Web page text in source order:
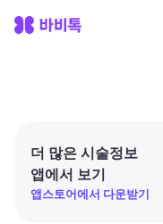
더 많은 시술정보
앱에서 보기
앱스토어에서 다운받기